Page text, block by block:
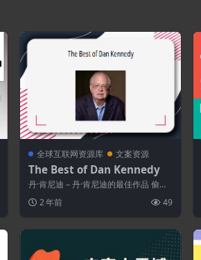
全球互联网资源库 文案资源
The Best of Dan Kennedy
丹·肯尼迪 – 丹·肯尼迪的最佳作品 偷偷
2 年前 49